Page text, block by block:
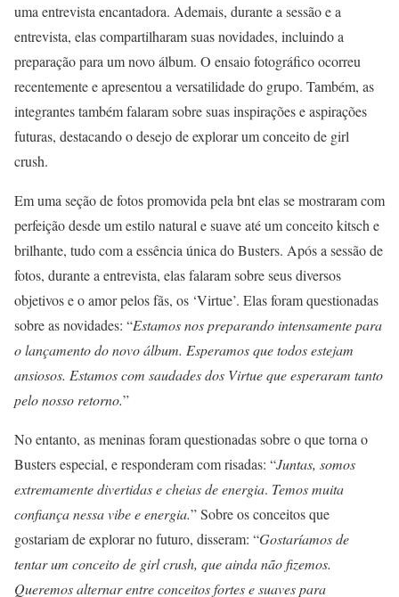
uma entrevista encantadora. Ademais, durante a sessão e a
entrevista, elas compartilharam suas novidades, incluindo a
preparação para um novo álbum. O ensaio fotográfico ocorreu
recentemente e apresentou a versatilidade do grupo. Também, as
integrantes também falaram sobre suas inspirações e aspirações
futuras, destacando o desejo de explorar um conceito de girl
crush.
Em uma seção de fotos promovida pela bnt elas se mostraram com
perfeição desde um estilo natural e suave até um conceito kitsch e
brilhante, tudo com a essência única do Busters. Após a sessão de
fotos, durante a entrevista, elas falaram sobre seus diversos
objetivos e o amor pelos fãs, os ‘Virtue’. Elas foram questionadas
sobre as novidades: “Estamos nos preparando intensamente para
o lançamento do novo álbum. Esperamos que todos estejam
ansiosos. Estamos com saudades dos Virtue que esperaram tanto
pelo nosso retorno.”
No entanto, as meninas foram questionadas sobre o que torna o
Busters especial, e responderam com risadas: “Juntas, somos
extremamente divertidas e cheias de energia. Temos muita
confiança nessa vibe e energia.” Sobre os conceitos que
gostariam de explorar no futuro, disseram: “Gostaríamos de
tentar um conceito de girl crush, que ainda não fizemos.
Queremos alternar entre conceitos fortes e suaves para